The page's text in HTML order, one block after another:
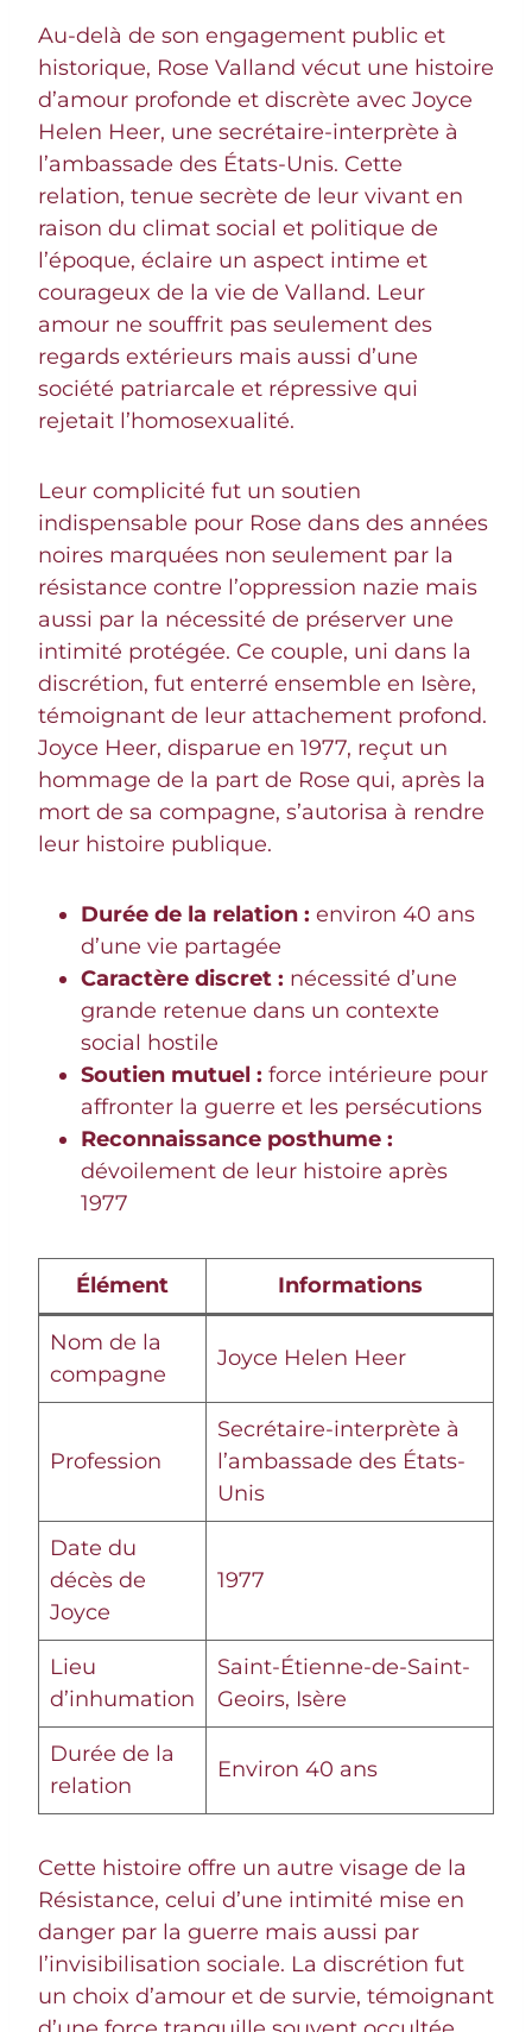
Au-delà de son engagement public et
historique, Rose Valland vécut une histoire
d’amour profonde et discrète avec Joyce
Helen Heer, une secrétaire-interprète à
l’ambassade des États-Unis. Cette
relation, tenue secrète de leur vivant en
raison du climat social et politique de
l’époque, éclaire un aspect intime et
courageux de la vie de Valland. Leur
amour ne souffrit pas seulement des
regards extérieurs mais aussi d’une
société patriarcale et répressive qui
rejetait l’homosexualité.
Leur complicité fut un soutien
indispensable pour Rose dans des années
noires marquées non seulement par la
résistance contre l’oppression nazie mais
aussi par la nécessité de préserver une
intimité protégée. Ce couple, uni dans la
discrétion, fut enterré ensemble en Isère,
témoignant de leur attachement profond.
Joyce Heer, disparue en 1977, reçut un
hommage de la part de Rose qui, après la
mort de sa compagne, s’autorisa à rendre
leur histoire publique.
Durée de la relation : environ 40 ans
d’une vie partagée
Caractère discret : nécessité d’une
grande retenue dans un contexte
social hostile
Soutien mutuel : force intérieure pour
affronter la guerre et les persécutions
Reconnaissance posthume :
dévoilement de leur histoire après
1977
Élément Informations
Nom de la
compagne
Joyce Helen Heer
Profession
Secrétaire-interprète à
l’ambassade des États-
Unis
Date du
décès de
Joyce
1977
Lieu
d’inhumation
Saint-Étienne-de-Saint-
Geoirs, Isère
Durée de la
relation
Environ 40 ans
Cette histoire offre un autre visage de la
Résistance, celui d’une intimité mise en
danger par la guerre mais aussi par
l’invisibilisation sociale. La discrétion fut
un choix d’amour et de survie, témoignant